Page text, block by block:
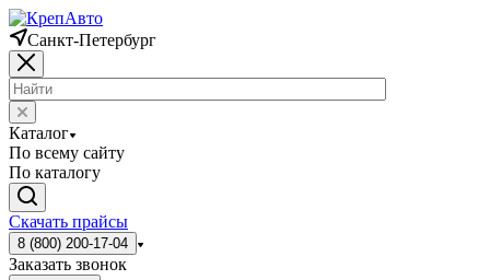
Санкт-Петербург
Каталог
По всему сайту
По каталогу
Скачать прайсы
8 (800) 200-17-04
Заказать звонок